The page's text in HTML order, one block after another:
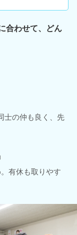
合わせて、どん
士の仲も良く、先
有休も取りやす